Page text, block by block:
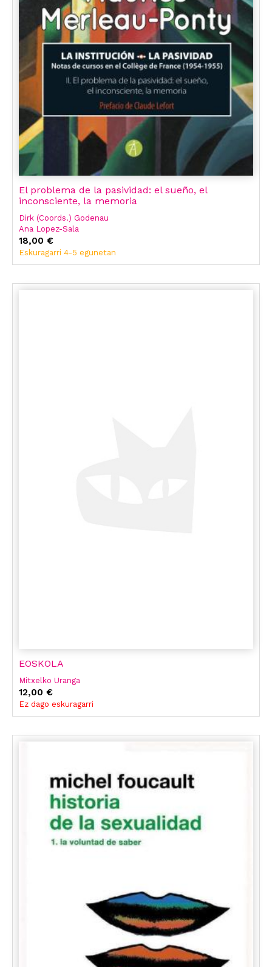
El problema de la pasividad: el sueño, el
inconsciente, la memoria
Dirk (Coords.) Godenau
Ana Lopez-Sala
18,00 €
Eskuragarri 4-5 egunetan
EOSKOLA
Mitxelko Uranga
12,00 €
Ez dago eskuragarri